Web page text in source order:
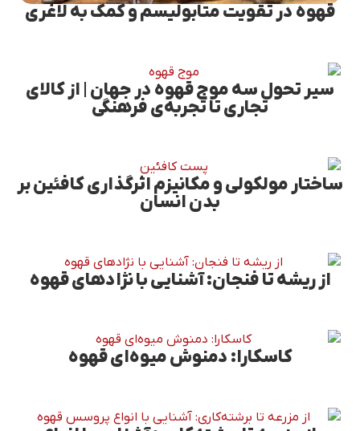
قهوه در تقویت متابولیسم و کمک به لاغری
سیر تحول سه موج قهوه در جهان | از کالای
تجاری تا تجربه‌ی فرهنگی
ساختار مولکولی و مکانیزم اثرگذاری کافئین بر
بدن انسان
از ریشه تا فنجان: آشنایی با نژادهای قهوه
کاسکارا: دمنوش میوه‌ای قهوه